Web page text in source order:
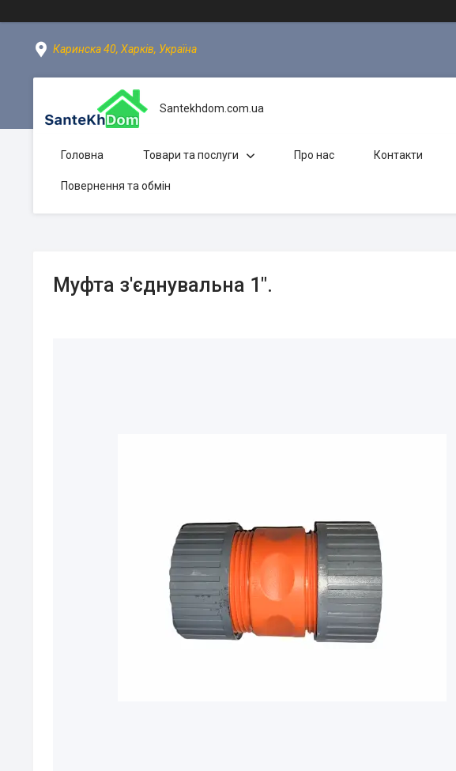
Каринска 40, Харків, Україна
Santekhdom.com.ua
Головна Товари та послуги Про нас Контакти
Повернення та обмін
Муфта з'єднувальна 1".